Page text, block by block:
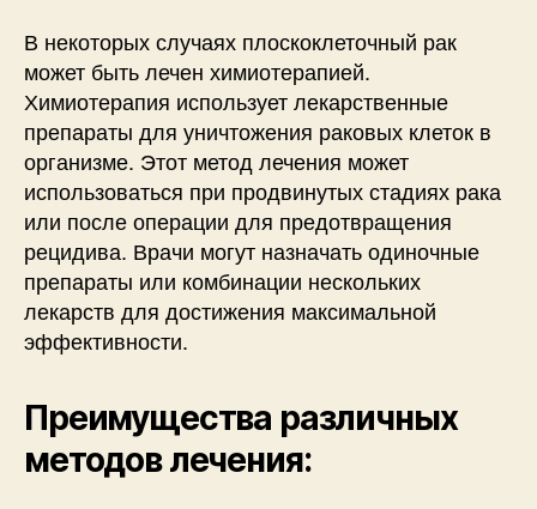
В некоторых случаях плоскоклеточный рак
может быть лечен химиотерапией.
Химиотерапия использует лекарственные
препараты для уничтожения раковых клеток в
организме. Этот метод лечения может
использоваться при продвинутых стадиях рака
или после операции для предотвращения
рецидива. Врачи могут назначать одиночные
препараты или комбинации нескольких
лекарств для достижения максимальной
эффективности.
Преимущества различных
методов лечения: